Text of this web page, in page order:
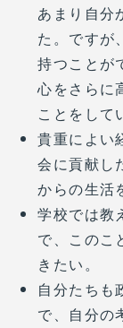
あまり自分
た。ですが
持つことが
心をさらに
ことをして
貴重によい
会に貢献し
からの生活
学校では教
で、このこ
きたい。
自分たちも
で、自分の